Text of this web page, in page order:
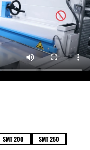
SMT 200
SMT 250